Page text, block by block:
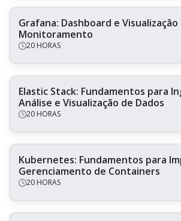
Grafana: Dashboard e
Monitoramento
20 HORAS
Elastic Stack: Fundamentos para
Análise e Visualização de Dados
20 HORAS
Kubernetes: Fundamentos para
Gerenciamento de Containers
20 HORAS